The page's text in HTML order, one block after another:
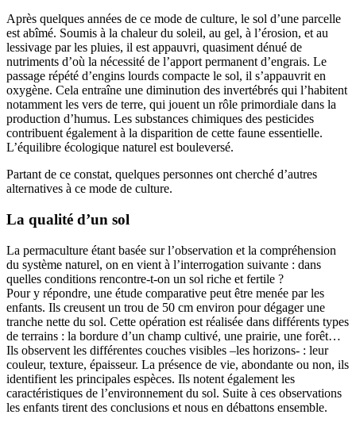
Après quelques années de ce mode de culture, le sol d’une parcelle
est abîmé. Soumis à la chaleur du soleil, au gel, à l’érosion, et au
lessivage par les pluies, il est appauvri, quasiment dénué de
nutriments d’où la nécessité de l’apport permanent d’engrais. Le
passage répété d’engins lourds compacte le sol, il s’appauvrit en
oxygène. Cela entraîne une diminution des invertébrés qui l’habitent
notamment les vers de terre, qui jouent un rôle primordiale dans la
production d’humus. Les substances chimiques des pesticides
contribuent également à la disparition de cette faune essentielle.
L’équilibre écologique naturel est bouleversé.
Partant de ce constat, quelques personnes ont cherché d’autres
alternatives à ce mode de culture.
La qualité d’un sol
La permaculture étant basée sur l’observation et la compréhension
du système naturel, on en vient à l’interrogation suivante : dans
quelles conditions rencontre-t-on un sol riche et fertile ?
Pour y répondre, une étude comparative peut être menée par les
enfants. Ils creusent un trou de 50 cm environ pour dégager une
tranche nette du sol. Cette opération est réalisée dans différents types
de terrains : la bordure d’un champ cultivé, une prairie, une forêt…
Ils observent les différentes couches visibles –les horizons- : leur
couleur, texture, épaisseur. La présence de vie, abondante ou non, ils
identifient les principales espèces. Ils notent également les
caractéristiques de l’environnement du sol. Suite à ces observations
les enfants tirent des conclusions et nous en débattons ensemble.